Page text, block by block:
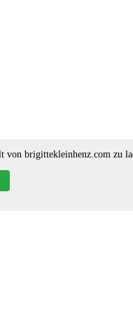
von brigittekleinhenz.com zu